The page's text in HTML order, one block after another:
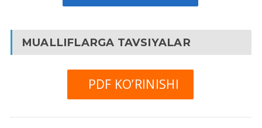
MUALLIFLARGA TAVSIYALAR
PDF KO’RINISHI